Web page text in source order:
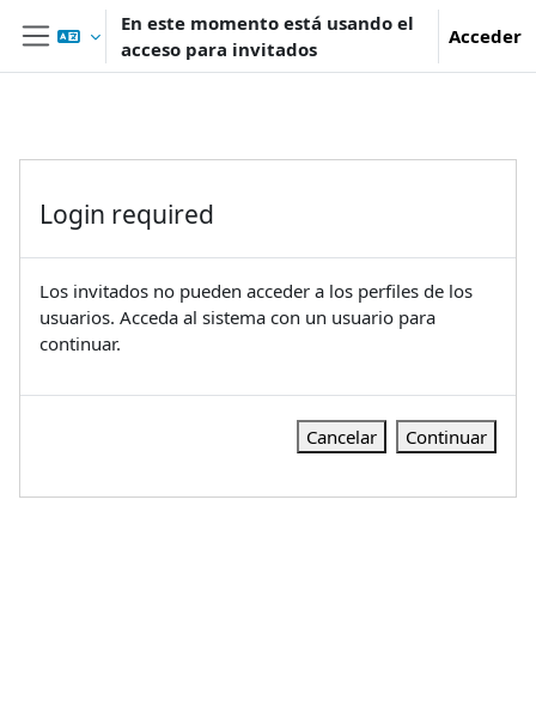
Salta al contenido principal
Panel lateral
En este momento está usando el
acceso para invitados
Acceder
Login required
Los invitados no pueden acceder a los perfiles de los
usuarios. Acceda al sistema con un usuario para
continuar.
Cancelar Continuar